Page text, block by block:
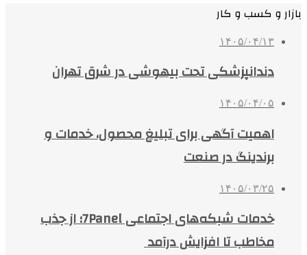
بازار و کسب و کار
۱۴۰۵/۰۴/۱۳
دندانپزشکی تحت بیهوشی در شرق تهران
۱۴۰۵/۰۴/۰۵
اهمیت آگهی برای تبلیغ محصول، خدمات و
برندینگ در صنعت
۱۴۰۵/۰۳/۲۵
خدمات شبکه‌های اجتماعی 7Panel؛ از جذب
مخاطب تا افزایش درآمد